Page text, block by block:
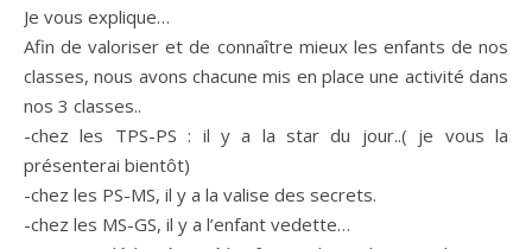
Je vous explique…
Afin de valoriser et de connaître mieux les enfants de nos
classes, nous avons chacune mis en place une activité dans
nos 3 classes..
-chez les TPS-PS : il y a la star du jour..( je vous la
présenterai bientôt)
-chez les PS-MS, il y a la valise des secrets.
-chez les MS-GS, il y a l’enfant vedette…